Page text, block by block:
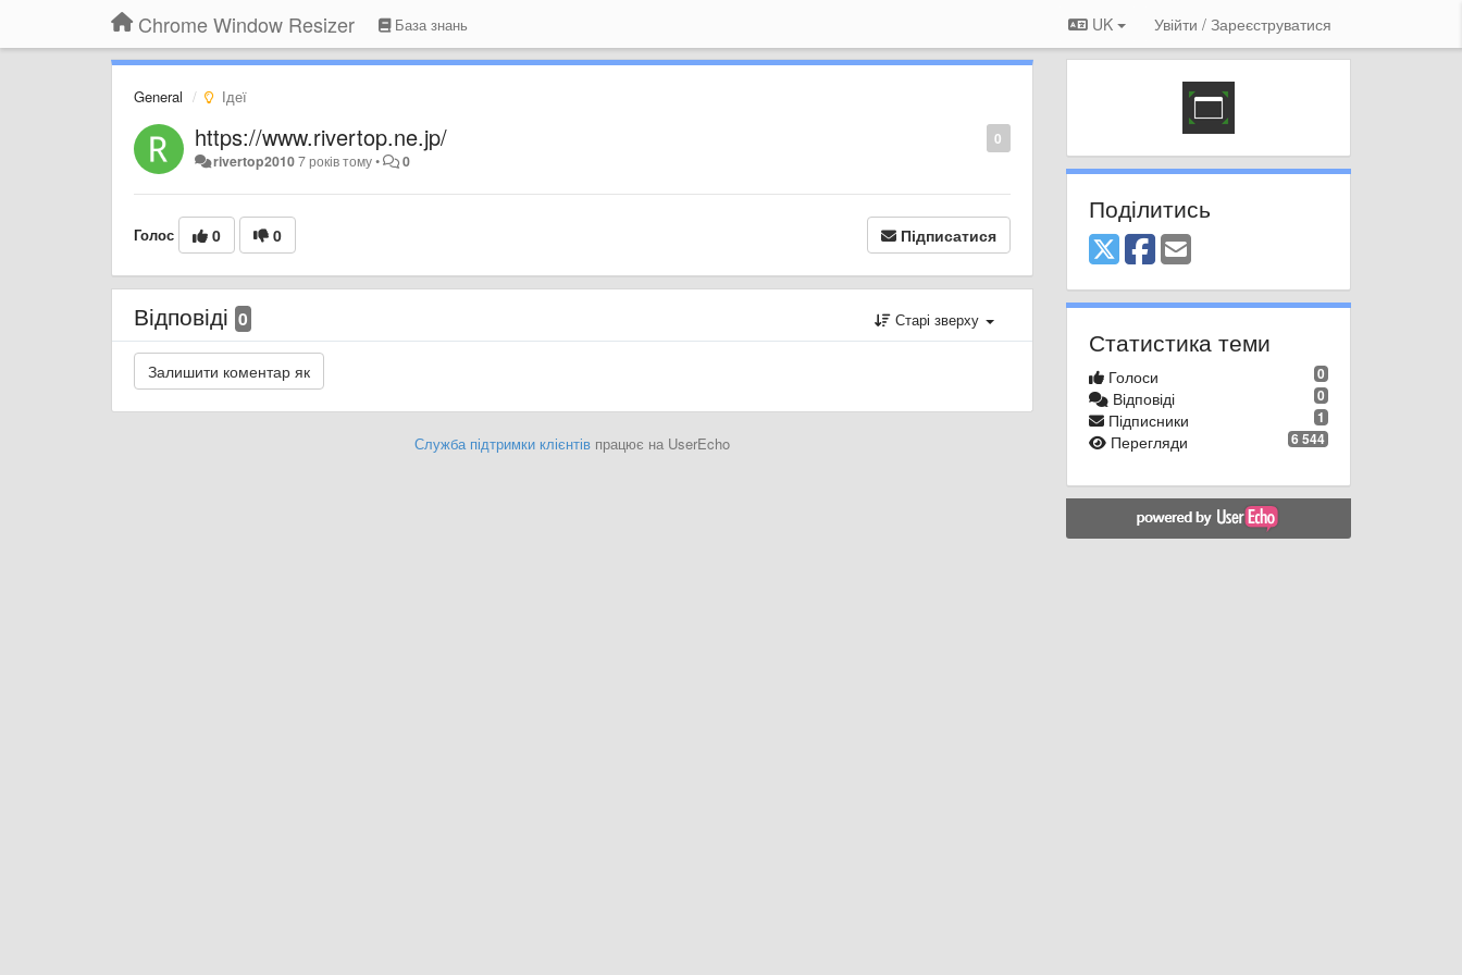
Chrome Window Resizer База знань UK Увійти / Зареєструватися
General Ідеї
0
https://www.rivertop.ne.jp/
rivertop20107 років тому• 0
Голос 0 0 Підписатися
Відповіді 0 Старі зверху
Служба підтримки клієнтівпрацює на UserEcho
Поділитись
Статистика теми
0
Голоси
0
Відповіді
1
Підписники
6 544
Перегляди